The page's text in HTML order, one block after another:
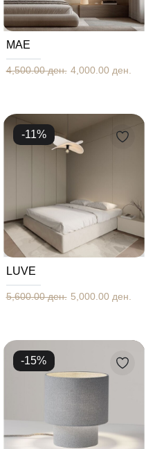
MAE
4,500.00 ден. 4,000.00 ден.
-11%
LUVE
5,600.00 ден. 5,000.00 ден.
-15%